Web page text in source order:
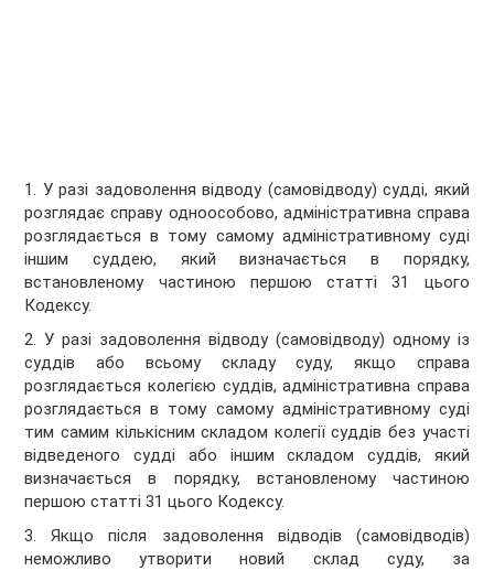
1. У разі задоволення відводу (самовідводу) судді, який
розглядає справу одноособово, адміністративна справа
розглядається в тому самому адміністративному суді
іншим суддею, який визначається в порядку,
встановленому частиною першою статті 31 цього
Кодексу.
2. У разі задоволення відводу (самовідводу) одному із
суддів або всьому складу суду, якщо справа
розглядається колегією суддів, адміністративна справа
розглядається в тому самому адміністративному суді
тим самим кількісним складом колегії суддів без участі
відведеного судді або іншим складом суддів, який
визначається в порядку, встановленому частиною
першою статті 31 цього Кодексу.
3. Якщо після задоволення відводів (самовідводів)
неможливо утворити новий склад суду, за